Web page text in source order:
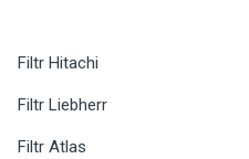
Filtr Hitachi
Filtr Liebherr
Filtr Atlas